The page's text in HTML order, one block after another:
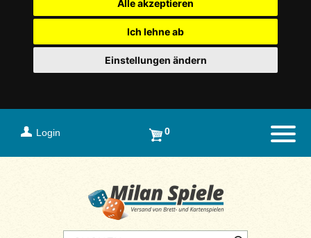
Alle akzeptieren
Ich lehne ab
Einstellungen ändern
Login 0